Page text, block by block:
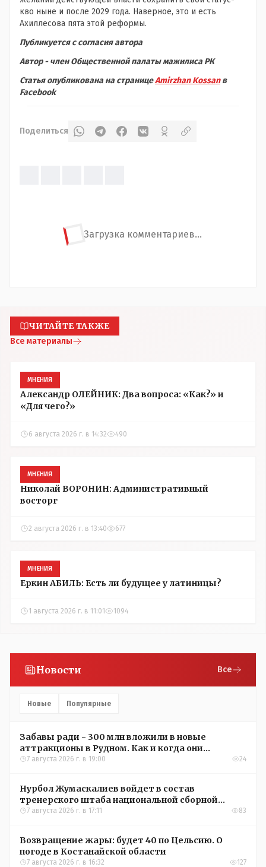
кво ныне и после 2029 года. Наверное, это и есть
Ахиллесова пята этой реформы.
Публикуется с согласия автора
Автор - член Общественной палаты мажилиса РК
Статья опубликована на страницеAmirzhan Kossanв
Facebook
Поделиться
Загрузка комментариев...
ЧИТАЙТЕ ТАКЖЕ
Все материалы
МНЕНИЯ
Александр ОЛЕЙНИК: Два вопроса: «Как?» и
«Для чего?»
6 августа 2026 г. в 14:32 490
МНЕНИЯ
Николай ВОРОНИН: Административный
восторг
2 августа 2026 г. в 13:40 677
МНЕНИЯ
Еркин АБИЛЬ: Есть ли будущее у латиницы?
1 августа 2026 г. в 11:01 1094
Новости Все
Новые Популярные
Забавы ради - 300 млн вложили в новые
аттракционы в Рудном. Как и когда они
окупятся?
7 августа 2026 г. в 19:00 24
Нурбол Жумаскалиев войдет в состав
тренерского штаба национальной сборной
Казахстана по футболу
7 августа 2026 г. в 17:11 83
Возвращение жары: будет 40 по Цельсию. О
погоде в Костанайской области
7 августа 2026 г. в 16:32 127